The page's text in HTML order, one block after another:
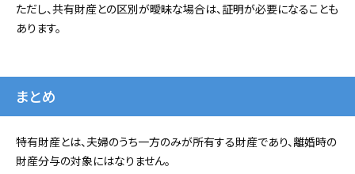
ただし、共有財産との区別が曖昧な場合は、証明が必要になることも
あります。
まとめ
特有財産とは、夫婦のうち一方のみが所有する財産であり、離婚時の
財産分与の対象にはなりません。